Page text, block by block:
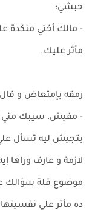
حبشي:
- مالك أختي منكدة
مأثر عليك.
رمقه بإمتعاض و
- مفيش، سيبك مني
بتجيش ليه تسأل
لازمة و عارف وراها
موضوع قلة سؤالك
ده مأثر علي نفسيتها